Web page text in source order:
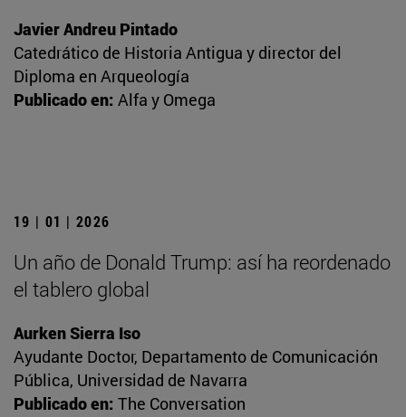
Javier Andreu Pintado
Catedrático de Historia Antigua y director del
Diploma en Arqueología
Publicado en: Alfa y Omega
19 | 01 | 2026
Un año de Donald Trump: así ha reordenado
el tablero global
Aurken Sierra Iso
Ayudante Doctor, Departamento de Comunicación
Pública, Universidad de Navarra
Publicado en: The Conversation